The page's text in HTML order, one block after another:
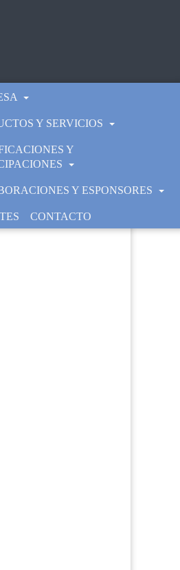
Y SERVICIOS
Y
Y ESPONSORES
CONTACTO